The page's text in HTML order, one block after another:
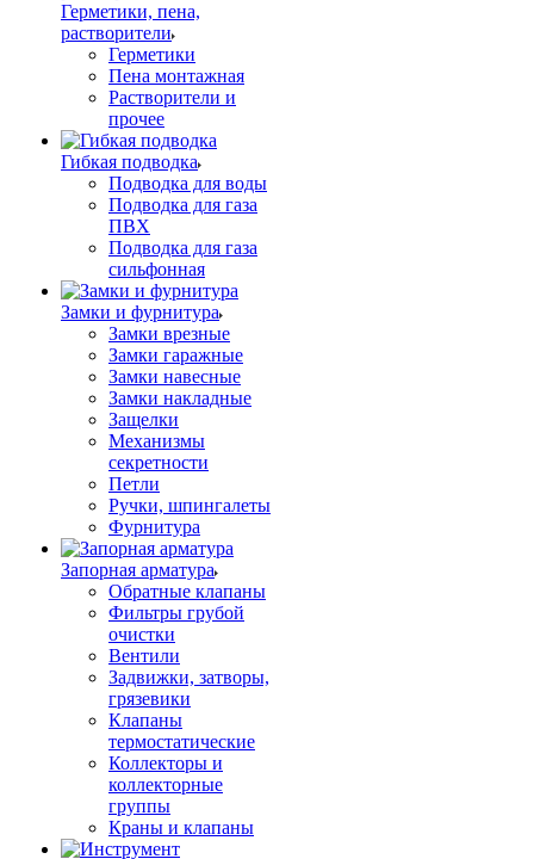
Герметики, пена,
растворители
Герметики
Пена монтажная
Растворители и
прочее
Гибкая подводка
Подводка для воды
Подводка для газа
ПВХ
Подводка для газа
сильфонная
Замки и фурнитура
Замки врезные
Замки гаражные
Замки навесные
Замки накладные
Защелки
Механизмы
секретности
Петли
Ручки, шпингалеты
Фурнитура
Запорная арматура
Обратные клапаны
Фильтры грубой
очистки
Вентили
Задвижки, затворы,
грязевики
Клапаны
термостатические
Коллекторы и
коллекторные
группы
Краны и клапаны